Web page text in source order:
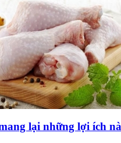
lại những lợi ích